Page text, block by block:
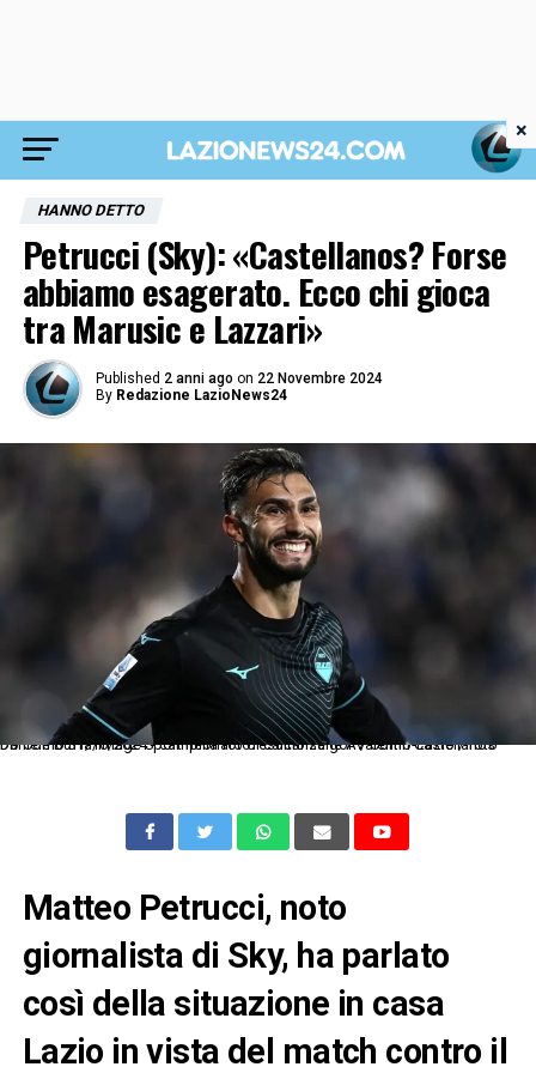
HANNO DETTO
Petrucci (Sky): «Castellanos? Forse
abbiamo esagerato. Ecco chi gioca
tra Marusic e Lazzari»
Published 2 anni ago on 22 Novembre 2024
By Redazione LazioNews24
Db Como 31/10/2024 - campionato di calcio serie A / Como-Lazio / foto Daniele Buffa/Image Sport nella foto: esultanza gol Valentin Castellanos
Matteo Petrucci, noto
giornalista di Sky, ha parlato
così della situazione in casa
Lazio in vista del match contro il
×